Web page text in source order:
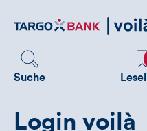
zum
Suche
Login voilà